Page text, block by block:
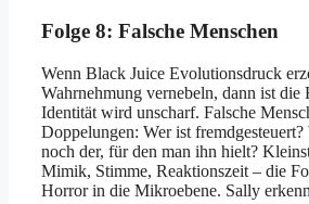
Folge 8: Falsche Menschen
Wenn Black Juice Evolutionsdruck
Wahrnehmung vernebeln, dann ist die
Identität wird unscharf. Falsche
Doppelungen: Wer ist
noch der, für den man ihn hielt?
Mimik, Stimme, Reaktionszeit – die
Horror in die Mikroebene. Sally